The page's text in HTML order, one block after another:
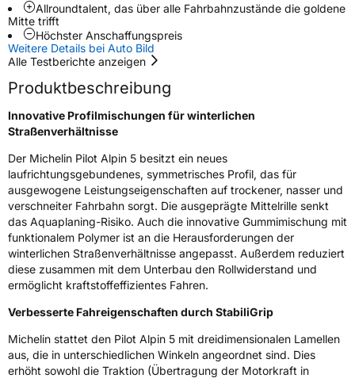
Rollgeräusch (Klasse)B
Rollgeräusch (dB)70
FahrzeugklasseC1
3PMSF / Schneeflockensymbol / Alpine-Symbol
EisgripNein
EPREL ID409737
Allgemeine Produktsicherheit (GPSR)
HerstellerkontaktMANUFACTURE FRANCAISE DES
PNEUMATIQUES MICHELIN, place des
Carmes-Déchaux 23 63000 Clermont-
Ferrand Frankreich, contact@tc.michelin.eu
Allroundtalent, das über alle Fahrbahnzustände die goldene
Mitte trifft
Höchster Anschaffungspreis
Weitere Details bei Auto Bild
Alle Testberichte anzeigen
Produktbeschreibung
Innovative Profilmischungen für winterlichen
Straßenverhältnisse
Der Michelin Pilot Alpin 5 besitzt ein neues
laufrichtungsgebundenes, symmetrisches Profil, das für
ausgewogene Leistungseigenschaften auf trockener, nasser und
verschneiter Fahrbahn sorgt. Die ausgeprägte Mittelrille senkt
das Aquaplaning-Risiko. Auch die innovative Gummimischung mit
funktionalem Polymer ist an die Herausforderungen der
winterlichen Straßenverhältnisse angepasst. Außerdem reduziert
diese zusammen mit dem Unterbau den Rollwiderstand und
ermöglicht kraftstoffeffizientes Fahren.
Verbesserte Fahreigenschaften durch StabiliGrip
Michelin stattet den Pilot Alpin 5 mit dreidimensionalen Lamellen
aus, die in unterschiedlichen Winkeln angeordnet sind. Dies
erhöht sowohl die Traktion (Übertragung der Motorkraft in